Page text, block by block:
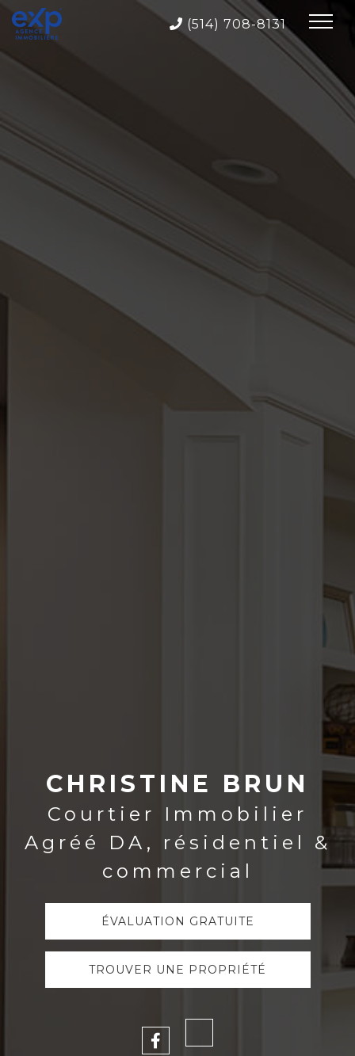
(514) 708-8131
CHRISTINE BRUN
Courtier Immobilier
Agréé DA, résidentiel &
commercial
ÉVALUATION GRATUITE
TROUVER UNE PROPRIÉTÉ
CHRISTINE BRUN
Courtier Immobilier
Agréé DA, résidentiel &
commercial
ÉVALUATION GRATUITE
TROUVER UNE PROPRIÉTÉ